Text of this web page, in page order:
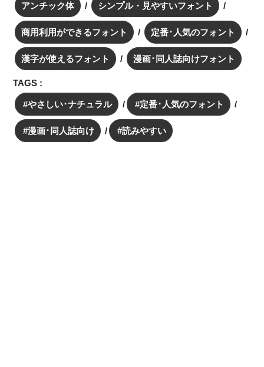
アンチック体 シンプル・見やすいフォント
商用利用ができるフォント 定番･人気のフォント
漢字が使えるフォント 漫画･同人誌向けフォント
TAGS :
やさしい･ナチュラル 定番･人気のフォント
漫画･同人誌向け 読みやすい